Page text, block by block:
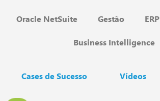
Oracle NetSuite Gestão ERP
Business Intelligence
Cases de Sucesso Vídeos